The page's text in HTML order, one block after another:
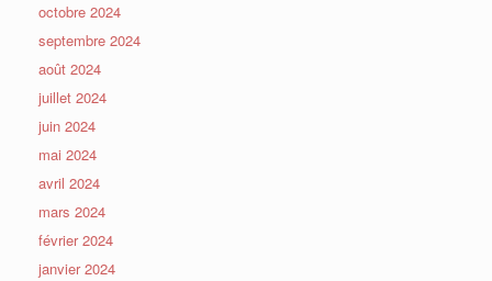
octobre 2024
septembre 2024
août 2024
juillet 2024
juin 2024
mai 2024
avril 2024
mars 2024
février 2024
janvier 2024